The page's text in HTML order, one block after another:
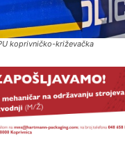
koprivničko-križevačka